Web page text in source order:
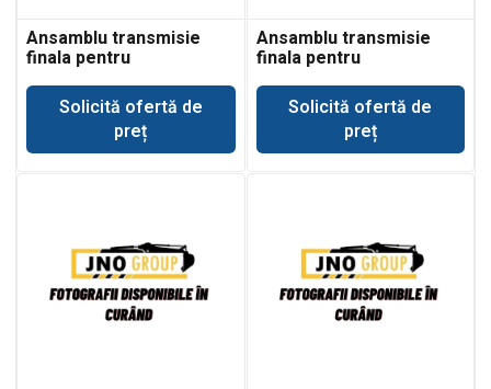
Ansamblu transmisie
finala pentru
Kobelco FB110.2
Solicită ofertă de
preț
Ansamblu transmisie
finala pentru
Kobelco FB90.2
Solicită ofertă de
preț